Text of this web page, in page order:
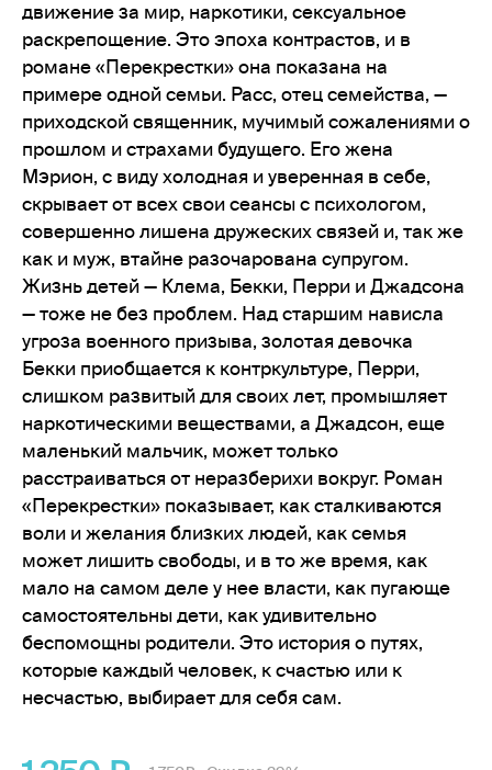
движение за мир, наркотики, сексуальное
раскрепощение. Это эпоха контрастов, и в
романе «Перекрестки» она показана на
примере одной семьи. Расс, отец семейства, —
приходской священник, мучимый сожалениями о
прошлом и страхами будущего. Его жена
Мэрион, с виду холодная и уверенная в себе,
скрывает от всех свои сеансы с психологом,
совершенно лишена дружеских связей и, так же
как и муж, втайне разочарована супругом.
Жизнь детей — Клема, Бекки, Перри и Джадсона
— тоже не без проблем. Над старшим нависла
угроза военного призыва, золотая девочка
Бекки приобщается к контркультуре, Перри,
слишком развитый для своих лет, промышляет
наркотическими веществами, а Джадсон, еще
маленький мальчик, может только
расстраиваться от неразберихи вокруг. Роман
«Перекрестки» показывает, как сталкиваются
воли и желания близких людей, как семья
может лишить свободы, и в то же время, как
мало на самом деле у нее власти, как пугающе
самостоятельны дети, как удивительно
беспомощны родители. Это история о путях,
которые каждый человек, к счастью или к
несчастью, выбирает для себя сам.